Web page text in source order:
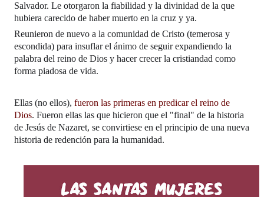
Salvador. Le otorgaron la fiabilidad y la divinidad de la que
hubiera carecido de haber muerto en la cruz y ya.
Reunieron de nuevo a la comunidad de Cristo (temerosa y
escondida) para insuflar el ánimo de seguir expandiendo la
palabra del reino de Dios y hacer crecer la cristiandad como
forma piadosa de vida.
Ellas (no ellos), fueron las primeras en predicar el reino de
Dios. Fueron ellas las que hicieron que el "final" de la historia
de Jesús de Nazaret, se convirtiese en el principio de una nueva
historia de redención para la humanidad.